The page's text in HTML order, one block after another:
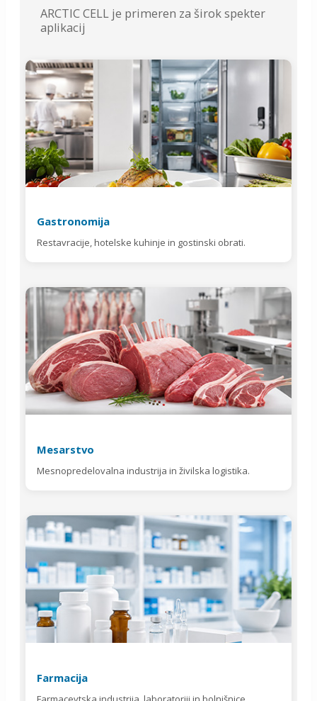
ARCTIC CELL je primeren za širok spekter
aplikacij
Gastronomija
Restavracije, hotelske kuhinje in gostinski obrati.
Mesarstvo
Mesnopredelovalna industrija in živilska logistika.
Farmacija